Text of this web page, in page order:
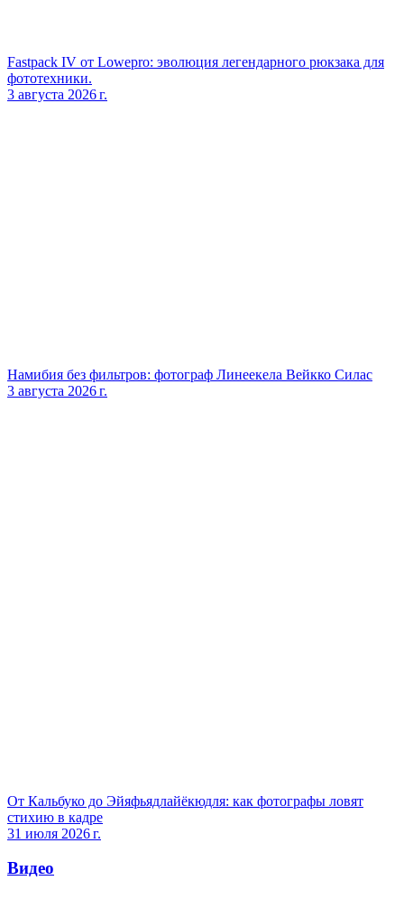
Fastpack IV от Lowepro: эволюция легендарного рюкзака для
фототехники.
3 августа 2026 г.
Намибия без фильтров: фотограф Линеекела Вейкко Силас
3 августа 2026 г.
От Кальбуко до Эйяфьядлайёкюдля: как фотографы ловят
стихию в кадре
31 июля 2026 г.
Видео